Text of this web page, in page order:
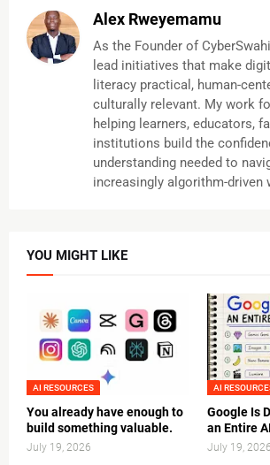
Alex Rweyemamu
As the Founder of
lead initiatives that make
literacy practical, human-
culturally relevant. My work
helping learners, educators,
institutions build the
understanding needed to
increasingly algorithm-driven
YOU MIGHT LIKE
AI RESOURCES
You already have enough to
build something valuable.
July 19, 2026
AI
Google Is
an Entire
July 19, 2026